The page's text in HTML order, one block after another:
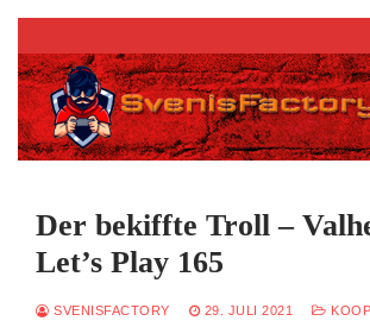
Zum
Inhalt
springen
Der bekiffte Troll –
Let’s Play 165
SVENISFACTORY 29. JULI 2021
KOOP